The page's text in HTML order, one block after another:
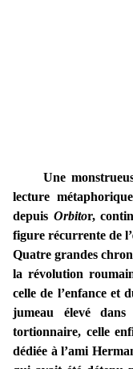
Une
lecture
depuis Orbitor,
figure récurrente de
Quatre grandes
la révolution
celle de l’enfance et
jumeau élevé
tortionnaire, celle
dédiée à l’ami